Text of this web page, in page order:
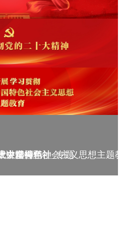
立75周年
中全会精神_专题
讲堂--理论
大精神
中国特色社会主义思想主题